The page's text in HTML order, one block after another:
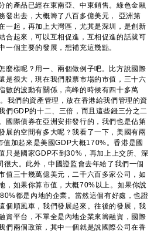
的產品已經在東南亞、中東銷售。綠色金融
發出去，大概籌了八百多億美元， 亞洲第
一起，再加上大灣區，尤其是深圳，是創新
合起來，可以互相促進，互相促進的話就可
一個主要的發展，想補充這幾點。
樣呢？用一、兩個做例子吧。比方說國際
是很大，現在我們股票市場的市值，三十六
數的波動有關係，高峰的時候有四十多萬
我們的資產管理，放在香港給我們管理的資
們GDP的十二、三倍，而且這些錢三分之二
國際債券在亞洲安排發行的，我們也是佔第
展的空間有多大呢？我看了一下，美國有兩
加起來是美國GDP大概170%。香港是國
只是國家GDP不到30%，再加上上交所、深
大。此外，中國證監會去年給了我們一個
值三十幾萬億美元，二千六百多家公司，如
，如果你算市值，大概70%以上。如果你說
都是內地的企業。當然這個有好處，也證
個順風車，我們發展起來。往後的發展，我
資平台，不單全是內地企業來籌融資，國際
們兩個政策，其中一個就是說國際公司在香